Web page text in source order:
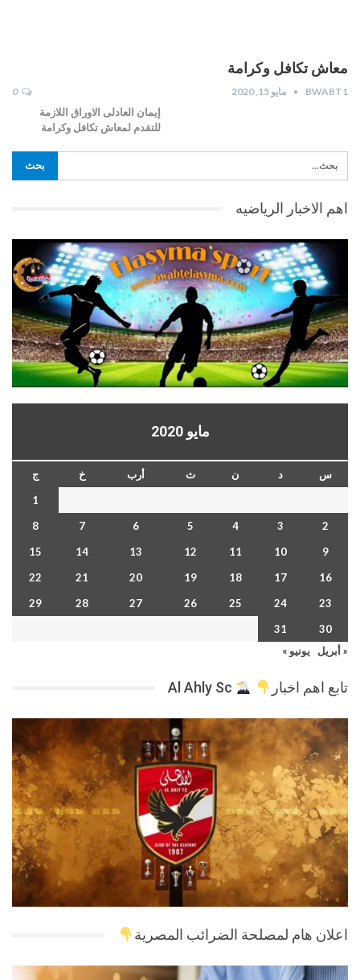
معاش تكافل وكرامة
BWABT1 مايو 15, 2020 0
إيمان العادلى الاوراق اللازمة
للتقدم لمعاش تكافل وكرامة
اهم الاخبار الرياضيه
مايو 2020
س د ن ث أرب خ
ج
1
2
3
4
5
6
7
8
9
10
11
12
13
14
15
16
17
18
19
20
21
22
23
24
25
26
27
28
29
30
31
« أبريل
يونيو »
تابع اهم اخبار
اعلان هام لمصلحة الضرائب المصرية